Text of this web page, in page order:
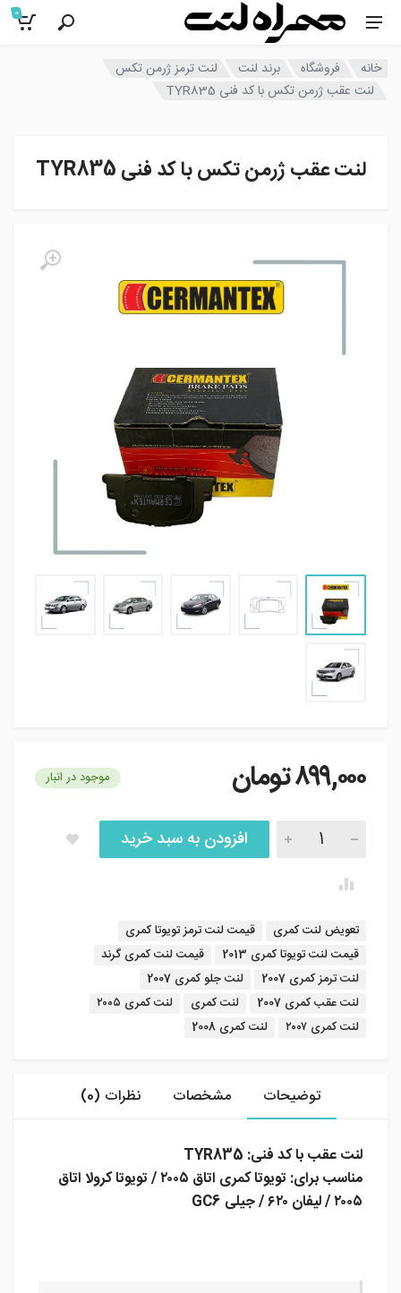
0
خانه فروشگاه برند لنت
لنت ترمز ژرمن تکس
لنت عقب ژرمن تکس با کد فنی TYR835
لنت عقب ژرمن تکس با کد فنی TYR835
۸۹۹,۰۰۰تومان موجود در انبار
لنت عقب ژرمن تکس با کد فنی TYR835 تعدادافزودن به سبد خرید
برچسب:
تعویض لنت کمری
قیمت لنت ترمز تویوتا کمری
قیمت لنت تویوتا کمری 2013
قیمت لنت کمری گرند
لنت ترمز کمری 2007
لنت جلو کمری 2007
لنت عقب کمری 2007
لنت کمری
لنت کمری ۲۰۰۵
لنت کمری ۲۰۰۷
لنت کمری 2008
توضیحات مشخصات نظرات (0)
لنت عقب با کد فنی: TYR835
مناسب برای: تویوتا کمری اتاق ۲۰۰۵ / تویوتا کرولا اتاق
۲۰۰۵ / لیفان ۶۲۰ / جیلی GC6